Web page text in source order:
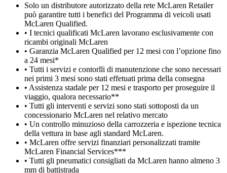
Solo un distributore autorizzato della rete McLaren Retailer
può garantire tutti i benefici del Programma di veicoli usati
McLaren Qualified.
• I tecnici qualificati McLaren lavorano esclusivamente con
ricambi originali McLaren
• Garanzia McLaren Qualified per 12 mesi con l’opzione fino
a 24 mesi*
• Tutti i servizi e contorlli di manutenzione che sono necessari
nei primi 3 mesi sono stati effetuati prima della consegna
• Assistenza stadale per 12 mesi e trasporto per proseguire il
viaggio, qualora necessario**
• Tutti gli interventi e servizi sono stati sottoposti da un
concessionario McLaren nel relativo mercato
• Un controllo minuzioso della carrozzeria e ispezione tecnica
della vettura in base agli standard McLaren.
• McLaren offre servizi finanziari personalizzati tramite
McLaren Financial Services***
• Tutti gli pneumatici consigliati da McLaren hanno almeno 3
mm di battistrada